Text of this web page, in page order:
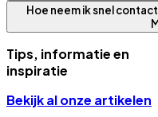
Hoe neem ik snel
Tips, informatie en
inspiratie
Bekijk al onze artikelen